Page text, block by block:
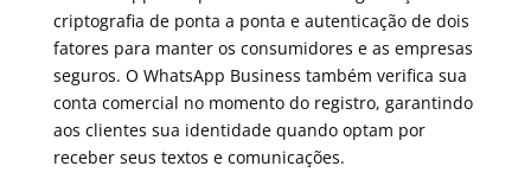
criptografia de ponta a ponta e autenticação de dois
fatores para manter os consumidores e as empresas
seguros. O WhatsApp Business também verifica sua
conta comercial no momento do registro, garantindo
aos clientes sua identidade quando optam por
receber seus textos e comunicações.